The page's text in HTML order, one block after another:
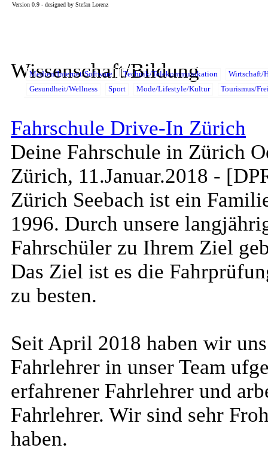
Wissenschaft/Bildung
Fahrschule Drive-In Zürich
Deine Fahrschule in Zürich
Zürich, 11.Januar.2018 -
Zürich Seebach ist ein
1996. Durch unsere
Fahrschüler zu Ihrem Ziel
Das Ziel ist es die
zu besten.
Seit April 2018 haben wir
Fahrlehrer in unser Team
erfahrener Fahrlehrer und
Fahrlehrer. Wir sind sehr
haben.
Medien/Internet/Software Technik/Telekommunikation
Wirtschaft/
Gesundheit/Wellness
Sport Mode/Lifestyle/Kultur Tourismus/
Version 0.9 - designed by Stefan Lorenz